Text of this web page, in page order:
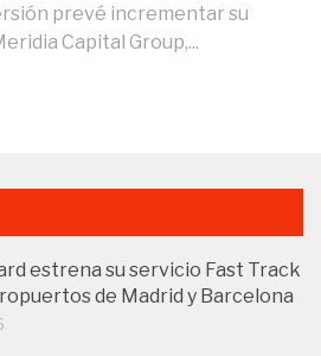
prevé incrementar su
Capital Group,...
estrena su servicio Fast Track
de Madrid y Barcelona